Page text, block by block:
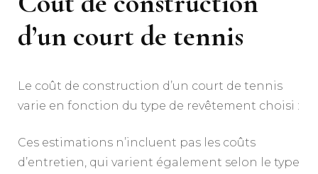
d’un court de tennis
Le coût de construction d’un court de tennis
varie en fonction du type de revêtement choisi :
Ces estimations n’incluent pas les coûts
d’entretien, qui varient également selon le type